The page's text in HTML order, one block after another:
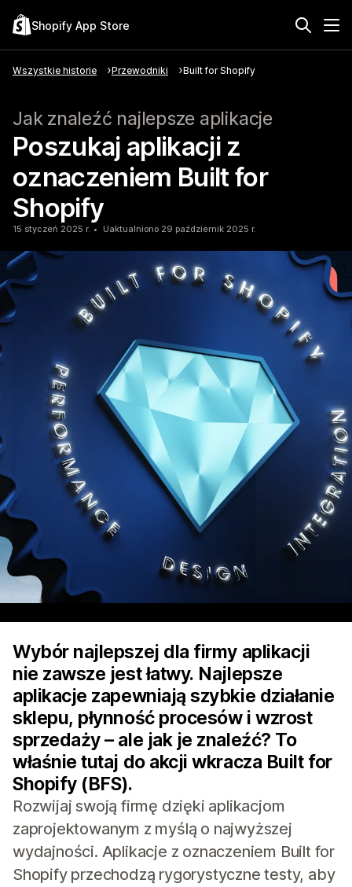
Shopify App Store
Wszystkie historie Przewodniki Built for Shopify
Jak znaleźć najlepsze aplikacje
Poszukaj aplikacji z
oznaczeniem Built for
Shopify
15 styczeń 2025 r. Uaktualniono 29 październik 2025 r.
Wybór najlepszej dla firmy aplikacji
nie zawsze jest łatwy. Najlepsze
aplikacje zapewniają szybkie działanie
sklepu, płynność procesów i wzrost
sprzedaży – ale jak je znaleźć? To
właśnie tutaj do akcji wkracza Built for
Shopify (BFS).
Rozwijaj swoją firmę dzięki aplikacjom
zaprojektowanym z myślą o najwyższej
wydajności. Aplikacje z oznaczeniem Built for
Shopify przechodzą rygorystyczne testy, aby